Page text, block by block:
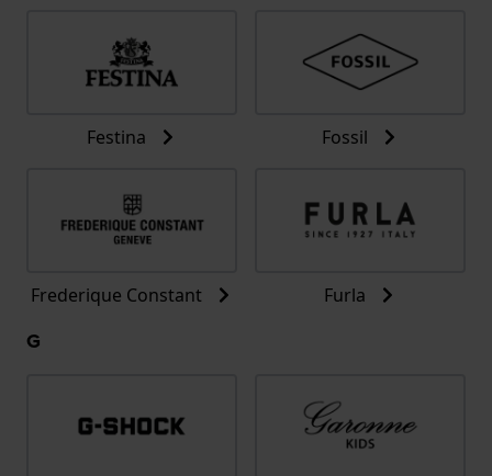
Festina Fossil
Frederique Constant Furla
G